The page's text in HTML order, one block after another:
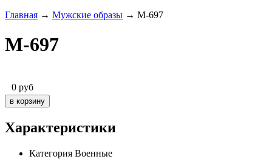
Главная → Мужские образы → M-697
M-697
0 руб
Характеристики
Категория Военные